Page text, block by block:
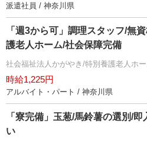
派遣社員 / 神奈川県
「週3から可」調理スタッフ/無
護老人ホーム/社会保障完備
社会福祉法人かがやき/特別養護老人ホ
時給1,225円
アルバイト・パート / 神奈川県
「寮完備」玉葱/馬鈴薯の選別/
い